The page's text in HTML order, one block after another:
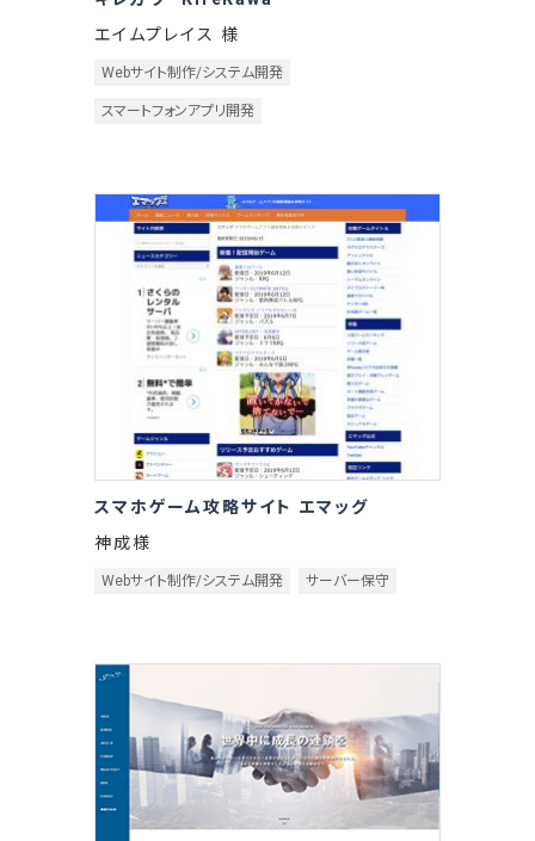
エイムプレイス 様
Webサイト制作/システム開発
スマートフォンアプリ開発
スマホゲーム攻略サイト エマッグ
神成様
Webサイト制作/システム開発 サーバー保守